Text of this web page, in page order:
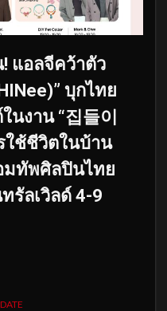
แอลจีคว้าตัว
บุกไทย
งาน “집들이
ใช้ชีวิตในบ้าน
มทัพศิลปินไทย
รัลเวิลด์ 4-9